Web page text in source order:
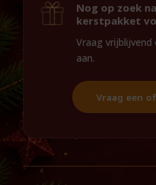
Nog op zoek
kerstpakket
Vraag
aan.
Vraag een